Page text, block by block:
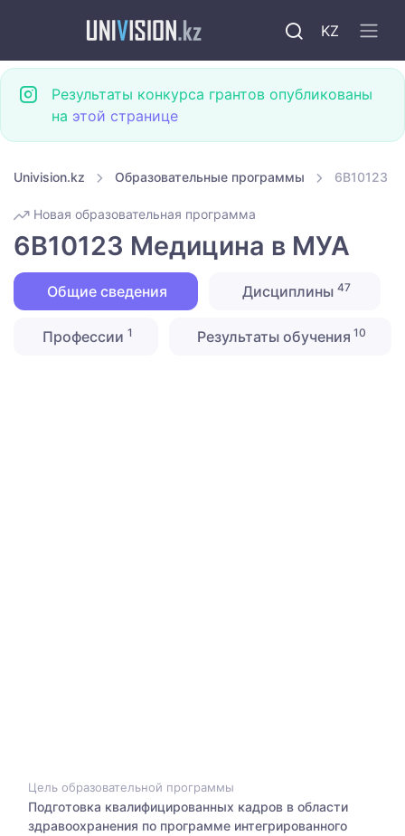
KZ
Результаты конкурса грантов опубликованы
на этой странице
Univision.kz Образовательные программы 6B10123
Новая образовательная программа
6B10123 Медицина в МУА
Общие сведения Дисциплины 47
Профессии 1 Результаты обучения 10
Цель образовательной программы
Подготовка квалифицированных кадров в области
здравоохранения по программе интегрированного